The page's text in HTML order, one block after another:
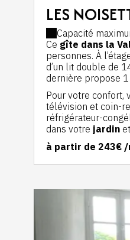
LES
Capacité
Ce gîte dans la
personnes. À
d’un lit double de
dernière propose
Pour votre confort,
télévision et coin-
réfrigérateur-
dans votre jardin
à partir de 243€ /